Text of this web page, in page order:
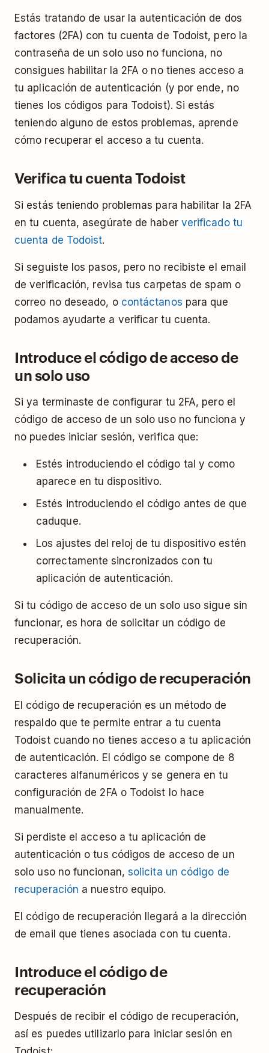
Estás tratando de usar la autenticación de dos
factores (2FA) con tu cuenta de Todoist, pero la
contraseña de un solo uso no funciona, no
consigues habilitar la 2FA o no tienes acceso a
tu aplicación de autenticación (y por ende, no
tienes los códigos para Todoist). Si estás
teniendo alguno de estos problemas, aprende
cómo recuperar el acceso a tu cuenta.
Verifica tu cuenta Todoist
Si estás teniendo problemas para habilitar la 2FA
en tu cuenta, asegúrate de haber verificado tu
cuenta de Todoist.
Si seguiste los pasos, pero no recibiste el email
de verificación, revisa tus carpetas de spam o
correo no deseado, o contáctanos para que
podamos ayudarte a verificar tu cuenta.
Introduce el código de acceso de
un solo uso
Si ya terminaste de configurar tu 2FA, pero el
código de acceso de un solo uso no funciona y
no puedes iniciar sesión, verifica que:
Estés introduciendo el código tal y como
aparece en tu dispositivo.
Estés introduciendo el código antes de que
caduque.
Los ajustes del reloj de tu dispositivo estén
correctamente sincronizados con tu
aplicación de autenticación.
Si tu código de acceso de un solo uso sigue sin
funcionar, es hora de solicitar un código de
recuperación.
Solicita un código de recuperación
El código de recuperación es un método de
respaldo que te permite entrar a tu cuenta
Todoist cuando no tienes acceso a tu aplicación
de autenticación. El código se compone de 8
caracteres alfanuméricos y se genera en tu
configuración de 2FA o Todoist lo hace
manualmente.
Si perdiste el acceso a tu aplicación de
autenticación o tus códigos de acceso de un
solo uso no funcionan, solicita un código de
recuperación a nuestro equipo.
El código de recuperación llegará a la dirección
de email que tienes asociada con tu cuenta.
Introduce el código de
recuperación
Después de recibir el código de recuperación,
así es puedes utilizarlo para iniciar sesión en